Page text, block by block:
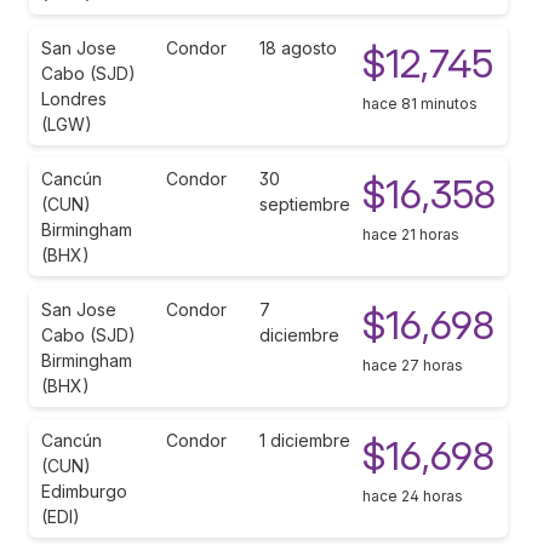
San Jose
Cabo (SJD)
Londres
(LGW)
Condor 18 agosto $12,745
hace 81 minutos
Cancún
(CUN)
Birmingham
(BHX)
Condor
30
septiembre
$16,358
hace 21 horas
San Jose
Cabo (SJD)
Birmingham
(BHX)
Condor
7
diciembre
$16,698
hace 27 horas
Cancún
(CUN)
Edimburgo
(EDI)
Condor 1 diciembre $16,698
hace 24 horas